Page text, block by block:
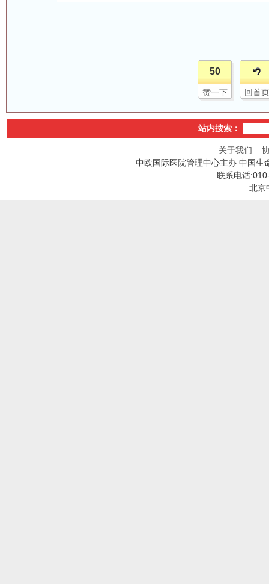
50
赞一下 回首页
站内搜索：
关于我们
中欧国际医院管理中心主办 中国生
联系电话
北京